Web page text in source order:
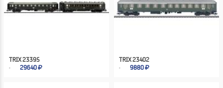
TRIX 23395
29640
TRIX 23402
9880